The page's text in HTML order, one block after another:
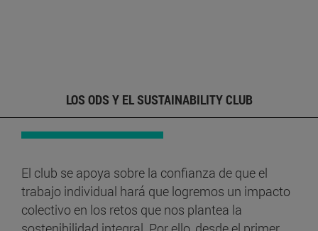
LOS ODS Y EL SUSTAINABILITY CLUB
El club se apoya sobre la confianza de que el
trabajo individual hará que logremos un impacto
colectivo en los retos que nos plantea la